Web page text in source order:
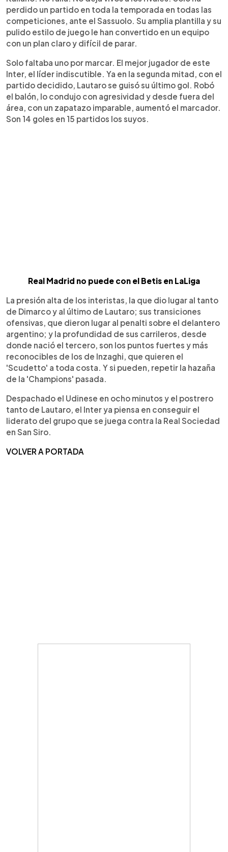
perdido un partido en toda la temporada en todas las
competiciones, ante el Sassuolo. Su amplia plantilla y su
pulido estilo de juego le han convertido en un equipo
con un plan claro y difícil de parar.
Solo faltaba uno por marcar. El mejor jugador de este
Inter, el líder indiscutible. Ya en la segunda mitad, con el
partido decidido, Lautaro se guisó su último gol. Robó
el balón, lo condujo con agresividad y desde fuera del
área, con un zapatazo imparable, aumentó el marcador.
Son 14 goles en 15 partidos los suyos.
Real Madrid no puede con el Betis en LaLiga
La presión alta de los interistas, la que dio lugar al tanto
de Dimarco y al último de Lautaro; sus transiciones
ofensivas, que dieron lugar al penalti sobre el delantero
argentino; y la profundidad de sus carrileros, desde
donde nació el tercero, son los puntos fuertes y más
reconocibles de los de Inzaghi, que quieren el
'Scudetto' a toda costa. Y si pueden, repetir la hazaña
de la 'Champions' pasada.
Despachado el Udinese en ocho minutos y el postrero
tanto de Lautaro, el Inter ya piensa en conseguir el
liderato del grupo que se juega contra la Real Sociedad
en San Siro.
VOLVER A PORTADA